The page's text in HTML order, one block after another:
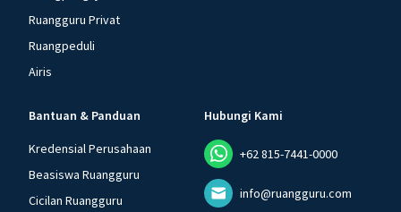
Ruangguru Privat
Ruangpeduli
Airis
Bantuan & Panduan
Kredensial Perusahaan
Beasiswa Ruangguru
Cicilan Ruangguru
Hubungi Kami
+62 815-7441-0000
info@ruangguru.com